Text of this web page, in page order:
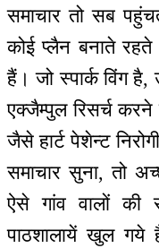
समाचार तो सब
कोई प्लैन बनाते
हैं। जो स्पार्क विंग है,
एक्जैम्पुल रिसर्च
जैसे हार्ट पेशेन्ट
समाचार सुना, तो
ऐसे गांव वालों की
पाठशालायें खुल गये